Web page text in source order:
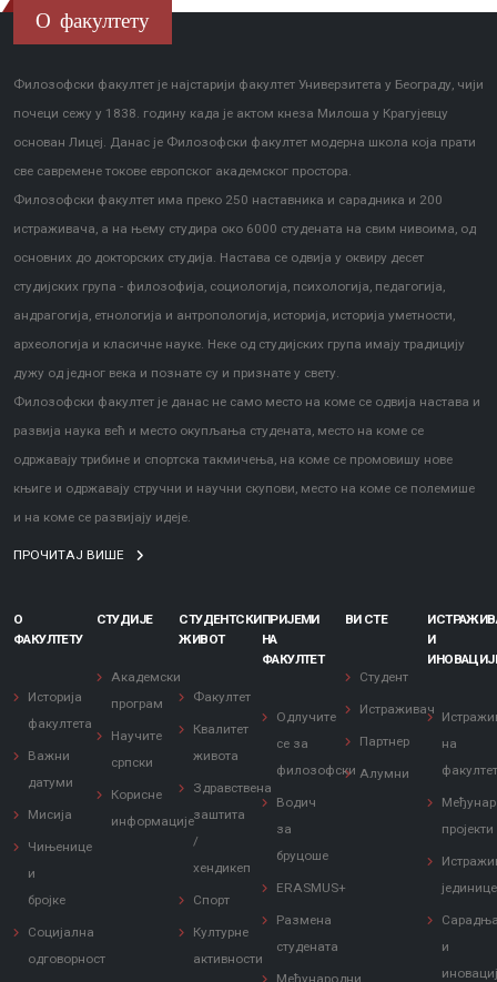
О факултету
Филозофски факултет је најстарији факултет Универзитета у Београду, чији
почеци сежу у 1838. годину када је актом кнеза Милоша у Крагујевцу
основан Лицеј. Данас је Филозофски факултет модерна школа која прати
све савремене токове европског академског простора.
Филозофски факултет има преко 250 наставника и сарадника и 200
истраживача, а на њему студира око 6000 студената на свим нивоима, од
основних до докторских студија. Настава се одвија у оквиру десет
студијских група - филозофија, социологија, психологија, педагогија,
андрагогија, етнологија и антропологија, историја, историја уметности,
археологија и класичне науке. Неке од студијских група имају традицију
дужу од једног века и познате су и признате у свету.
Филозофски факултет је данас не само место на коме се одвија настава и
развија наука већ и место окупљања студената, место на коме се
одржавају трибине и спортска такмичења, на коме се промовишу нове
књиге и одржавају стручни и научни скупови, место на коме се полемише
и на коме се развијају идеје.
ПРОЧИТАЈ ВИШЕ
О
ФАКУЛТЕТУ
Историја
факултета
Важни
датуми
Мисија
Чињенице
и
бројке
Социјална
одговорност
СТУДИЈЕ
Академски
програм
Научите
српски
Корисне
информације
СТУДЕНТСКИ
ЖИВОТ
Факултет
Квалитет
живота
Здравствена
заштита
/
хендикеп
Спорт
Културне
активности
ПРИЈЕМИ
НА
ФАКУЛТЕТ
Одлучите
се за
филозофски
Водич
за
бруцоше
ERASMUS+
Размена
студената
Међународни
ВИ СТЕ
Студент
Истраживач
Партнер
Алумни
И
на
пројекти
јединице
и